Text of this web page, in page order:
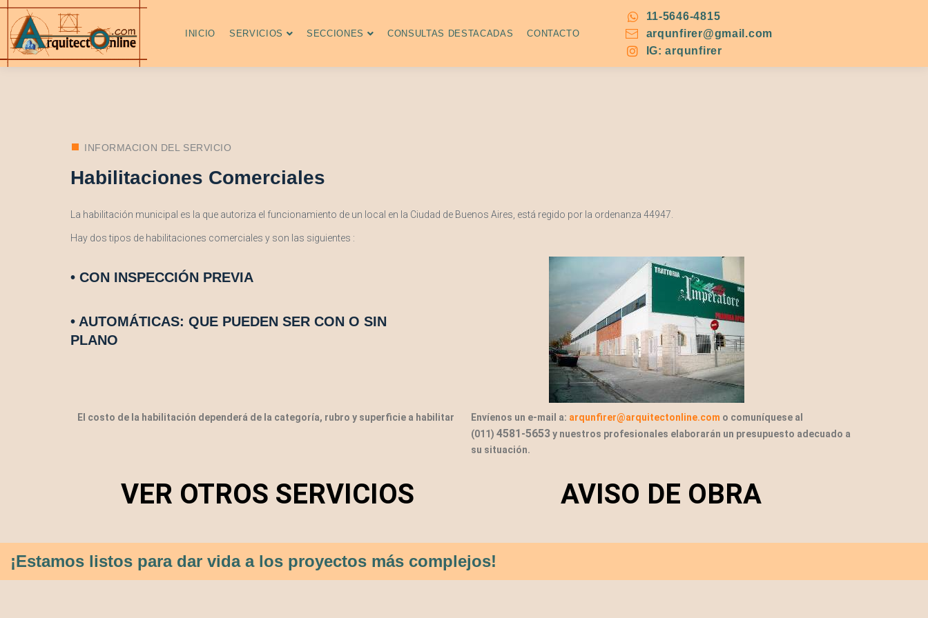
INICIO SERVICIOS SECCIONES CONSULTAS DESTACADAS CONTACTO
11-5646-4815
arqunfirer@gmail.com
IG: arqunfirer
INFORMACION DEL SERVICIO
Habilitaciones Comerciales
La habilitación municipal es la que autoriza el funcionamiento de un local en la Ciudad de Buenos Aires, está regido por la ordenanza 44947.
Hay dos tipos de habilitaciones comerciales y son las siguientes :
• CON INSPECCIÓN PREVIA
• AUTOMÁTICAS: QUE PUEDEN SER CON O SIN
PLANO
El costo de la habilitación dependerá de la categoría, rubro y superficie a habilitar Envíenos un e-mail a: arqunfirer@arquitectonline.com o comuníquese al
(011) 4581-5653y nuestros profesionales elaborarán un presupuesto adecuado a
su situación.
VER OTROS SERVICIOS AVISO DE OBRA
¡Estamos listos para dar vida a los proyectos más complejos!